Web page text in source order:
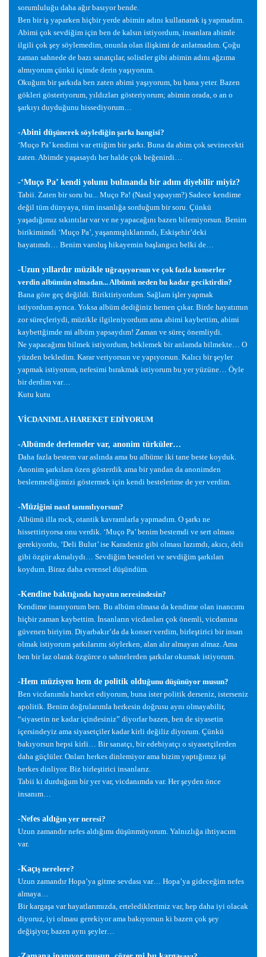
sorumluluğu daha ağır basıyor bende.
Ben bir iş yaparken hiçbir yerde abimin adını kullanarak iş yapmadım.
Abimi çok sevdiğim için ben de kalsın istiyordum, insanlara abimle
ilgili çok şey söylemedim, onunla olan ilişkimi de anlatmadım. Çoğu
zaman sahnede de bazı sanatçılar, solistler gibi abimin adını ağzıma
almıyorum çünkü içimde derin yaşıyorum.
Okuğum birşarkıda ben zaten abimi yaşıyorum, bu bana yeter. Bazen
gökleri gösteriyorum, yıldızları gösteriyorum; abimin orada, o an o
şarkıyı duyduğunu hissediyorum…
-Abini düşünerek söylediğin şarkı hangisi?
‘Muço Pa’ kendimi var ettiğim birşarkı. Buna da abim çok sevinecekti
zaten. Abimde yaşasaydı her halde çok beğenirdi…
-‘Muço Pa’ kendi yolunu bulmanda bir adım diyebilir miyiz?
Tabii. Zaten bir soru bu... Muço Pa! (Nasıl yapayım?) Sadece kendime
değil tüm dünyaya, tüm insanlığa sorduğum bir soru. Çünkü
yaşadığımız sıkıntılar var ve ne yapacağını bazen bilemiyorsun. Benim
birikimimdi ‘Muço Pa’, yaşanmışlıklarımdı, Eskişehir’deki
hayatımdı… Benim varoluş hikayemin başlangıcı belki de…
-Uzun yıllardır müzikle uğraşıyorsun ve çok fazla konserler
verdin albümün olmadan... Albümü neden bu kadar geciktirdin?
Bana göre geç değildi. Biriktiriyordum. Sağlam işler yapmak
istiyordum ayrıca. Yoksa albüm dediğiniz hemen çıkar. Birde hayatımın
zor süreçleriydi, müzikle ilgileniyordum ama abimi kaybettim, abimi
kaybettğimde mi albüm yapsaydım! Zaman ve süreç önemliydi.
Ne yapacağımı bilmek istiyordum, beklemek bir anlamda bilmekte… O
yüzden bekledim. Karar veriyorsun ve yapıyorsun. Kalıcı birşeyler
yapmak istiyorum, nefesimi bırakmak istiyorum bu yer yüzüne… Öyle
bir derdim var…
Kutu kutu
VİCDANIMLA HAREKET EDİYORUM
-Albümde derlemeler var, anonim türküler…
Daha fazla bestem var aslında ama bu albüme iki tane beste koyduk.
Anonim şarkılara özen gösterdik ama bir yandan da anonimden
beslenmediğimizi göstermek için kendi bestelerime de yer verdim.
-Müziğini nasıl tanımlıyorsun?
Albümü illa rock, otantik kavramlarla yapmadım. O şarkı ne
hissettiriyorsa onu verdik. ‘Muço Pa’ benim bestemdi ve sert olması
gerekiyordu, ‘Deli Bulut’ ise Karadeniz gibi olması lazımdı, akıcı, deli
gibi özgür akmalıydı… Sevdiğim besteleri ve sevdiğim şarkıları
koydum. Biraz daha evrensel düşündüm.
-Kendine baktığında hayatın neresindesin?
Kendime inanıyorum ben. Bu albüm olmasa da kendime olan inancımı
hiçbir zaman kaybettim. İnsanların vicdanları çok önemli, vicdanına
güvenen biriyim. Diyarbakır’da da konser verdim, birleştirici bir insan
olmak istiyorum şarkılarımı söylerken, alan alır almayan almaz. Ama
ben bir laz olarak özgürce o sahnelerden şarkılar okumak istiyorum.
-Hem müzisyen hem de politik olduğunu düşünüyor musun?
Ben vicdanımla hareket ediyorum, buna ister politik derseniz, isterseniz
apolitik. Benim doğrularımla herkesin doğrusu aynı olmayabilir,
“siyasetin ne kadar içindesiniz” diyorlar bazen, ben de siyasetin
içersindeyiz ama siyasetçiler kadar kirli değiliz diyorum. Çünkü
bakıyorsun hepsi kirli… Bir sanatçı, bir edebiyatçı o siyasetçilerden
daha güçlüler. Onları herkes dinlemiyor ama bizim yaptığımız işi
herkes dinliyor. Biz birleştirici insanlarız.
Tabii ki durduğum bir yer var, vicdanımda var. Herşeyden önce
insanım…
-Nefes aldığın yer neresi?
Uzun zamandır nefes aldığımı düşünmüyorum. Yalnızlığa ihtiyacım
var.
-Kaçış nerelere?
Uzun zamandır Hopa’ya gitme sevdası var… Hopa’ya gideceğim nefes
almaya…
Bir kargaşa var hayatlarımızda, ertelediklerimiz var, hep daha iyi olacak
diyoruz, iyi olması gerekiyor ama bakıyorsun ki bazen çok şey
değişiyor, bazen aynı şeyler…